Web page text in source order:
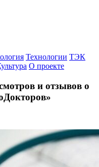
Технологии ТЭК
О проекте
и отзывов о